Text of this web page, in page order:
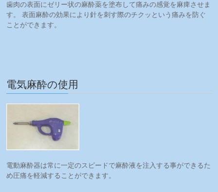
歯肉の表面にゼリー状の麻酔薬を塗布して痛みの感覚を麻痺させま
す。 表面麻酔の効果により針を刺す際のチクッという痛みを防ぐ
ことができます。
電気麻酔の使用
電動麻酔器は常に一定のスピードで麻酔液を注入する事ができるた
め圧痛を軽減することができます。